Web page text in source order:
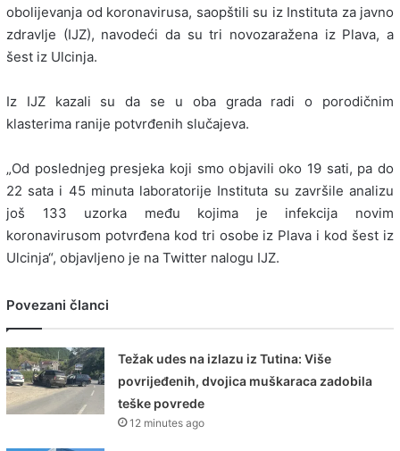
obolijevanja od koronavirusa, saopštili su iz Instituta za javno
zdravlje (IJZ), navodeći da su tri novozaražena iz Plava, a
šest iz Ulcinja.
Iz IJZ kazali su da se u oba grada radi o porodičnim
klasterima ranije potvrđenih slučajeva.
„Od poslednjeg presjeka koji smo objavili oko 19 sati, pa do
22 sata i 45 minuta laboratorije Instituta su završile analizu
još 133 uzorka među kojima je infekcija novim
koronavirusom potvrđena kod tri osobe iz Plava i kod šest iz
Ulcinja“, objavljeno je na Twitter nalogu IJZ.
Povezani članci
Težak udes na izlazu iz Tutina: Više
povrijeđenih, dvojica muškaraca zadobila
teške povrede
12 minutes ago